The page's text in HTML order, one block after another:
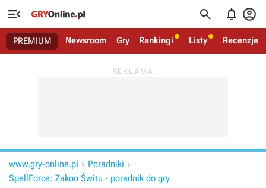
   
PREMIUM Newsroom Gry Rankingi Listy Recenzje
www.gry-online.pl  Poradniki 
SpellForce: Zakon Świtu - poradnik do gry